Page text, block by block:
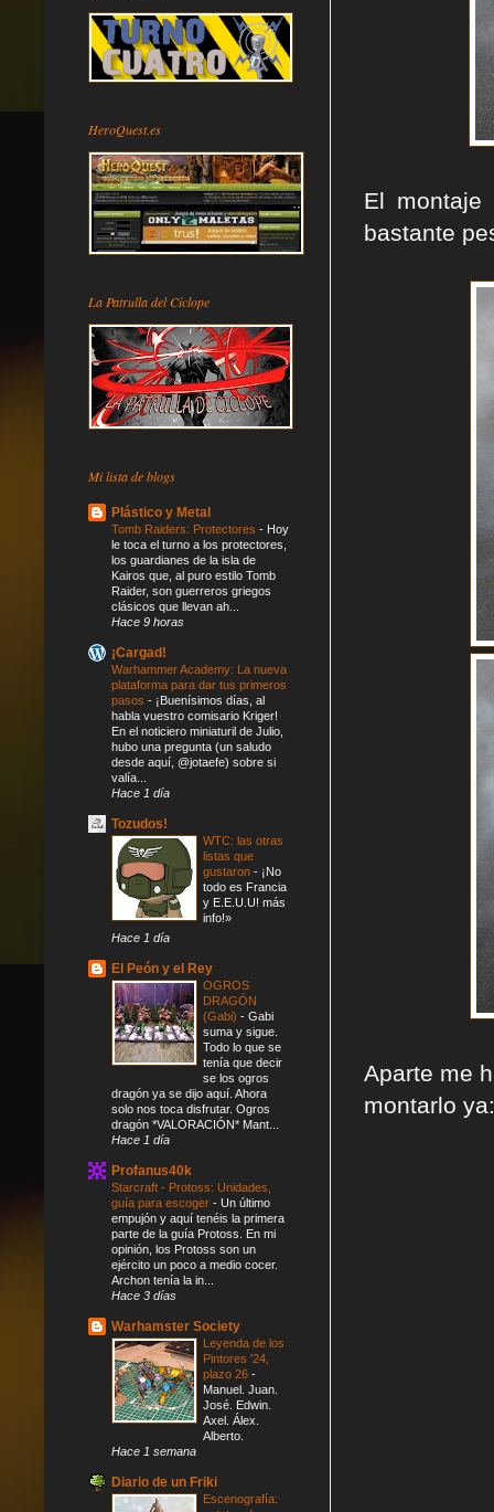
El
bastante
Aparte me
montarlo ya:
HeroQuest.es
La Patrulla del Cíclope
Mi lista de blogs
Plástico y Metal
Tomb Raiders: Protectores - Hoy
le toca el turno a los protectores,
los guardianes de la isla de
Kairos que, al puro estilo Tomb
Raider, son guerreros griegos
clásicos que llevan ah...
Hace 9 horas
¡Cargad!
Warhammer Academy: La nueva
plataforma para dar tus primeros
pasos - ¡Buenísimos días, al
habla vuestro comisario Kriger!
En el noticiero miniaturil de Julio,
hubo una pregunta (un saludo
desde aquí, @jotaefe) sobre si
valía...
Hace 1 día
Tozudos!
WTC: las otras
listas que
gustaron - ¡No
todo es Francia
y E.E.U.U! más
info!»
Hace 1 día
El Peón y el Rey
OGROS
DRAGÓN
(Gabi) - Gabi
suma y sigue.
Todo lo que se
tenía que decir
se los ogros
dragón ya se dijo aquí. Ahora
solo nos toca disfrutar. Ogros
dragón *VALORACIÓN* Mant...
Hace 1 día
Profanus40k
Starcraft - Protoss: Unidades,
guía para escoger - Un último
empujón y aquí tenéis la primera
parte de la guía Protoss. En mi
opinión, los Protoss son un
ejército un poco a medio cocer.
Archon tenía la in...
Hace 3 días
Warhamster Society
Leyenda de los
Pintores '24,
plazo 26 -
Manuel. Juan.
José. Edwin.
Axel. Álex.
Alberto.
Hace 1 semana
Diario de un Friki
Escenografía: